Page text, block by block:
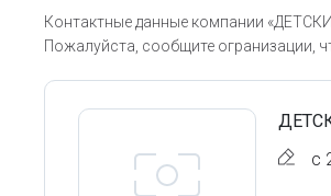
Контактные данные компании
Пожалуйста, сообщите огранизации,
с